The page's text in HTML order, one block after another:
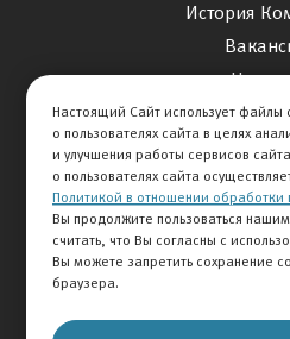
История
Карта
+7 495
Настоящий Сайт использует файлы
о пользователях сайта в целях
и улучшения работы сервисов
о пользователях сайта
Политикой в отношении обработки
Вы продолжите пользоваться
считать, что Вы согласны с
Вы можете запретить сохранение
браузера.